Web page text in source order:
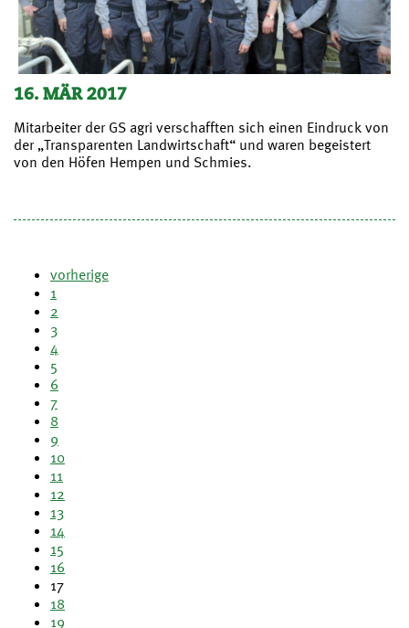
16. MÄR 2017
Mitarbeiter der GS agri verschafften sich einen Eindruck von
der „Transparenten Landwirtschaft“ und waren begeistert
von den Höfen Hempen und Schmies.
vorherige
1
2
3
4
5
6
7
8
9
10
11
12
13
14
15
16
17
18
19